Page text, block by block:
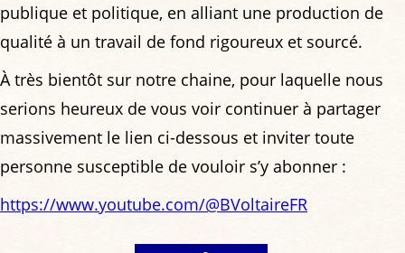
publique et politique, en alliant une production de
qualité à un travail de fond rigoureux et sourcé.
À très bientôt sur notre chaine, pour laquelle nous
serions heureux de vous voir continuer à partager
massivement le lien ci-dessous et inviter toute
personne susceptible de vouloir s’y abonner :
https://www.youtube.com/@BVoltaireFR